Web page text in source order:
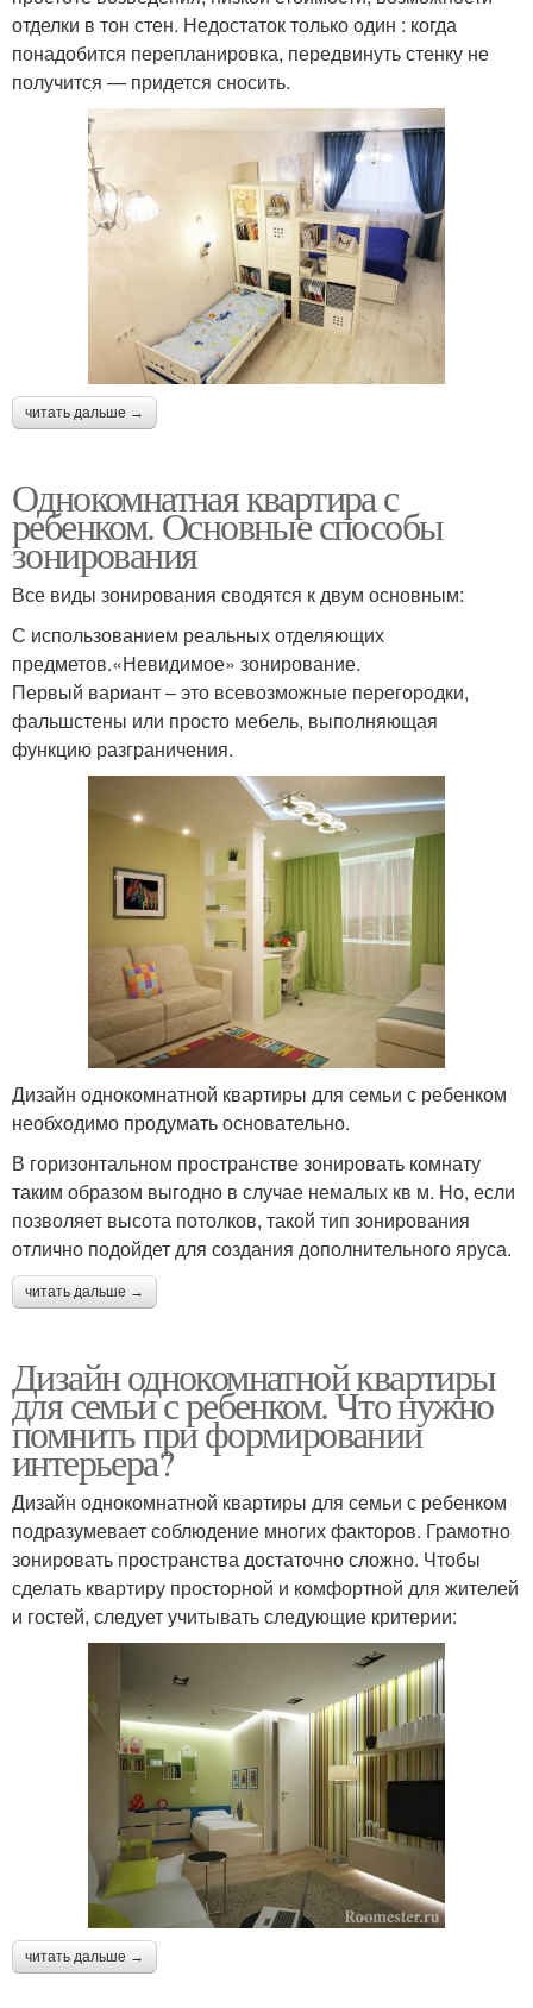
отделки в тон стен. Недостаток только один : когда
понадобится перепланировка, передвинуть стенку не
получится — придется сносить.
читать дальше →
Однокомнатная квартира с
ребенком. Основные способы
зонирования
Все виды зонирования сводятся к двум основным:
С использованием реальных отделяющих
предметов.«Невидимое» зонирование.
Первый вариант – это всевозможные перегородки,
фальшстены или просто мебель, выполняющая
функцию разграничения.
Дизайн однокомнатной квартиры для семьи с ребенком
необходимо продумать основательно.
В горизонтальном пространстве зонировать комнату
таким образом выгодно в случае немалых кв м. Но, если
позволяет высота потолков, такой тип зонирования
отлично подойдет для создания дополнительного яруса.
читать дальше →
Дизайн однокомнатной квартиры
для семьи с ребенком. Что нужно
помнить при формировании
интерьера?
Дизайн однокомнатной квартиры для семьи с ребенком
подразумевает соблюдение многих факторов. Грамотно
зонировать пространства достаточно сложно. Чтобы
сделать квартиру просторной и комфортной для жителей
и гостей, следует учитывать следующие критерии:
читать дальше →